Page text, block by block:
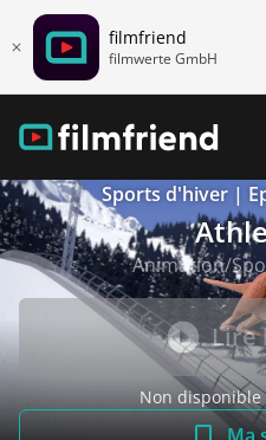
filmfriend
filmwerte GmbH
Sports d'hiver |
Animation/
Lire
Non disponible